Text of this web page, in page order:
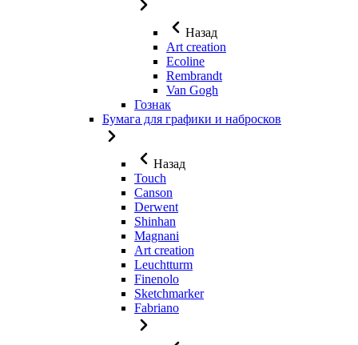
Назад
Art creation
Ecoline
Rembrandt
Van Gogh
Гознак
Бумага для графики и набросков
Назад
Touch
Canson
Derwent
Shinhan
Magnani
Art creation
Leuchtturm
Finenolo
Sketchmarker
Fabriano